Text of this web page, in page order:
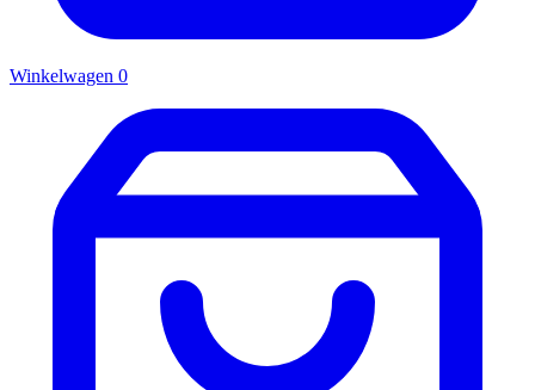
Winkelwagen 0